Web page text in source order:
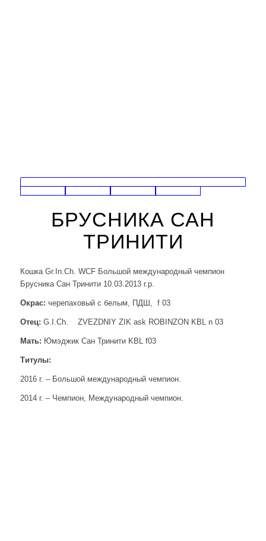
БРУСНИКА САН
ТРИНИТИ
Кошка Gr.In.Ch. WCF Большой международный чемпион
Брусника Сан Тринити 10.03.2013 г.р.
Окрас: черепаховый с белым, ПДШ, f 03
Отец: G.I.Ch. ZVEZDNIY ZIK ask ROBINZON KBL n 03
Мать: Юмэджик Сан Тринити KBL f03
Титулы:
2016 г. – Большой международный чемпион.
2014 г. – Чемпион, Международный чемпион.